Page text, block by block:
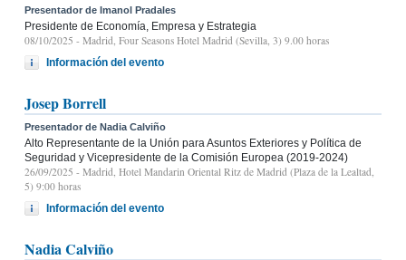
Presentador de Imanol Pradales
Presidente de Economía, Empresa y Estrategia
08/10/2025 - Madrid, Four Seasons Hotel Madrid (Sevilla, 3) 9.00 horas
Información del evento
Josep Borrell
Presentador de Nadia Calviño
Alto Representante de la Unión para Asuntos Exteriores y Política de
Seguridad y Vicepresidente de la Comisión Europea (2019-2024)
26/09/2025 - Madrid, Hotel Mandarin Oriental Ritz de Madrid (Plaza de la Lealtad,
5) 9:00 horas
Información del evento
Nadia Calviño